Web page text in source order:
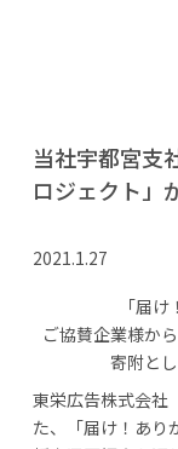
当社宇都宮支
ロジェクト」
2021.1.27
「届
ご協賛企業様か
寄附と
東栄広告株式会社
た、「届け！あり